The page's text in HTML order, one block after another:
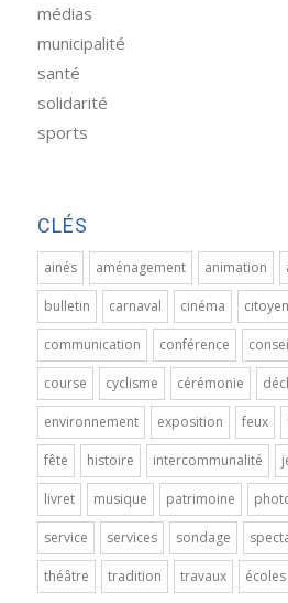
médias
municipalité
santé
solidarité
sports
CLÉS
ainés aménagement animation
bulletin carnaval cinéma
communication conférence
course cyclisme cérémonie
environnement exposition feux
fête histoire intercommunalité
livret musique patrimoine
service services sondage
théâtre tradition travaux écoles